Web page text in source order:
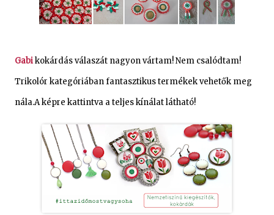
Gabikokárdás válaszát nagyon vártam! Nem csalódtam!
Trikolór kategóriában fantasztikus termékek vehetők meg
nála.A képre kattintva a teljes kínálat látható!